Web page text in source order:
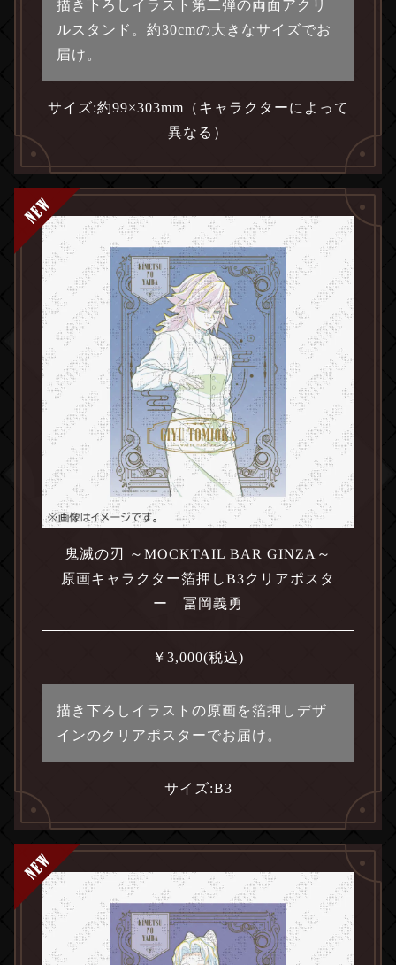
描き下ろしイラスト第二弾の両面アクリ
ルスタンド。約30cmの大きなサイズでお
届け。
サイズ:約99×303mm（キャラクターによって
異なる）
鬼滅の刃 ～MOCKTAIL BAR GINZA～
原画キャラクター箔押しB3クリアポスタ
ー 冨岡義勇
￥ 3,000(税込)
描き下ろしイラストの原画を箔押しデザ
インのクリアポスターでお届け。
サイズ:B3